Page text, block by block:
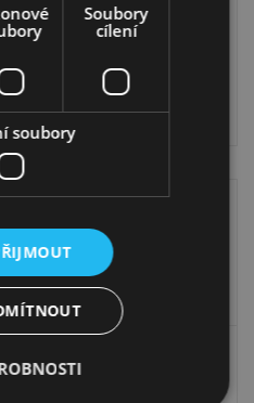
Konferenční stolek
7 799,00Kč 6 599,00
Soubory
cílení
soubory